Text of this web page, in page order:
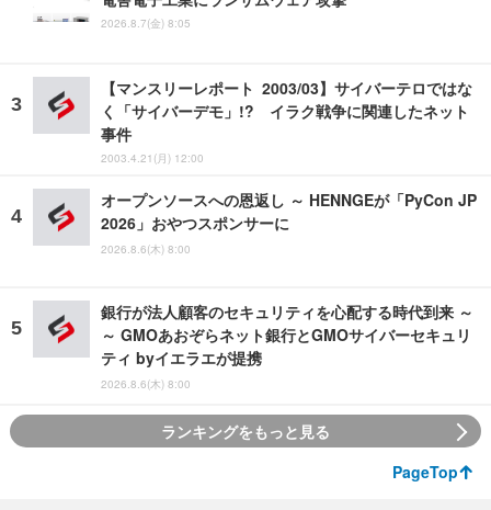
2026.8.7(金) 8:05
【マンスリーレポート 2003/03】サイバーテロではな
く「サイバーデモ」!? イラク戦争に関連したネット
事件
2003.4.21(月) 12:00
オープンソースへの恩返し ～ HENNGEが「PyCon JP
2026」おやつスポンサーに
2026.8.6(木) 8:00
銀行が法人顧客のセキュリティを心配する時代到来 ～
～ GMOあおぞらネット銀行とGMOサイバーセキュリ
ティ byイエラエが提携
2026.8.6(木) 8:00
ランキングをもっと見る
PageTop